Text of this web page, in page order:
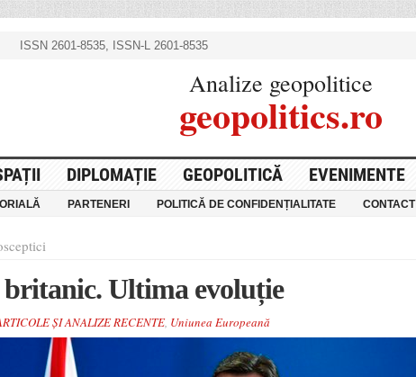
ISSN 2601-8535, ISSN-L 2601-8535
Analize geopolitice
geopolitics.ro
DIPLOMAȚIE GEOPOLITICĂ EVENIMENTE
PARTENERI POLITICĂ DE CONFIDENȚIALITATE CONTACT
Ultima evoluție
ȘI ANALIZE RECENTE, Uniunea Europeană